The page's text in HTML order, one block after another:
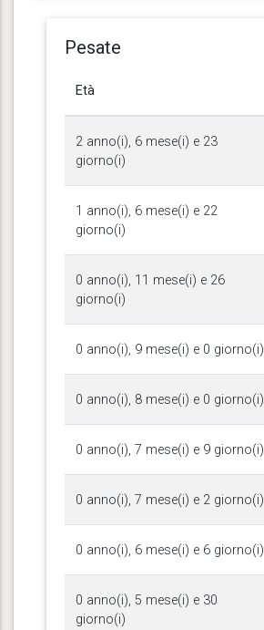
Pesate
Età
2 anno(i), 6 mese(i) e 23
giorno(i)
1 anno(i), 6 mese(i) e 22
giorno(i)
0 anno(i), 11 mese(i) e 26
giorno(i)
0 anno(i), 9 mese(i) e 0 giorno(i)
0 anno(i), 8 mese(i) e 0 giorno(i)
0 anno(i), 7 mese(i) e 9 giorno(i)
0 anno(i), 7 mese(i) e 2 giorno(i)
0 anno(i), 6 mese(i) e 6 giorno(i)
0 anno(i), 5 mese(i) e 30
giorno(i)